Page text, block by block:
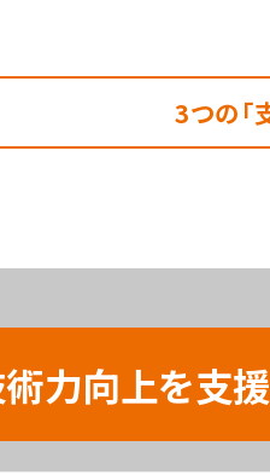
3つの「
力向上を支